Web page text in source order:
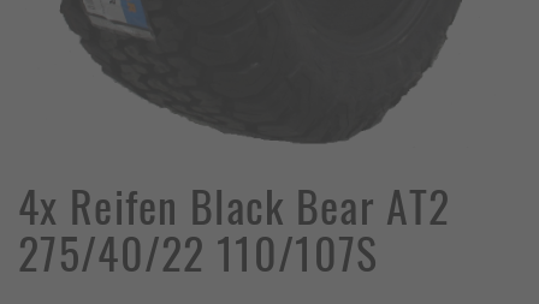
4x Reifen Black Bear AT2
275/40/22 110/107S